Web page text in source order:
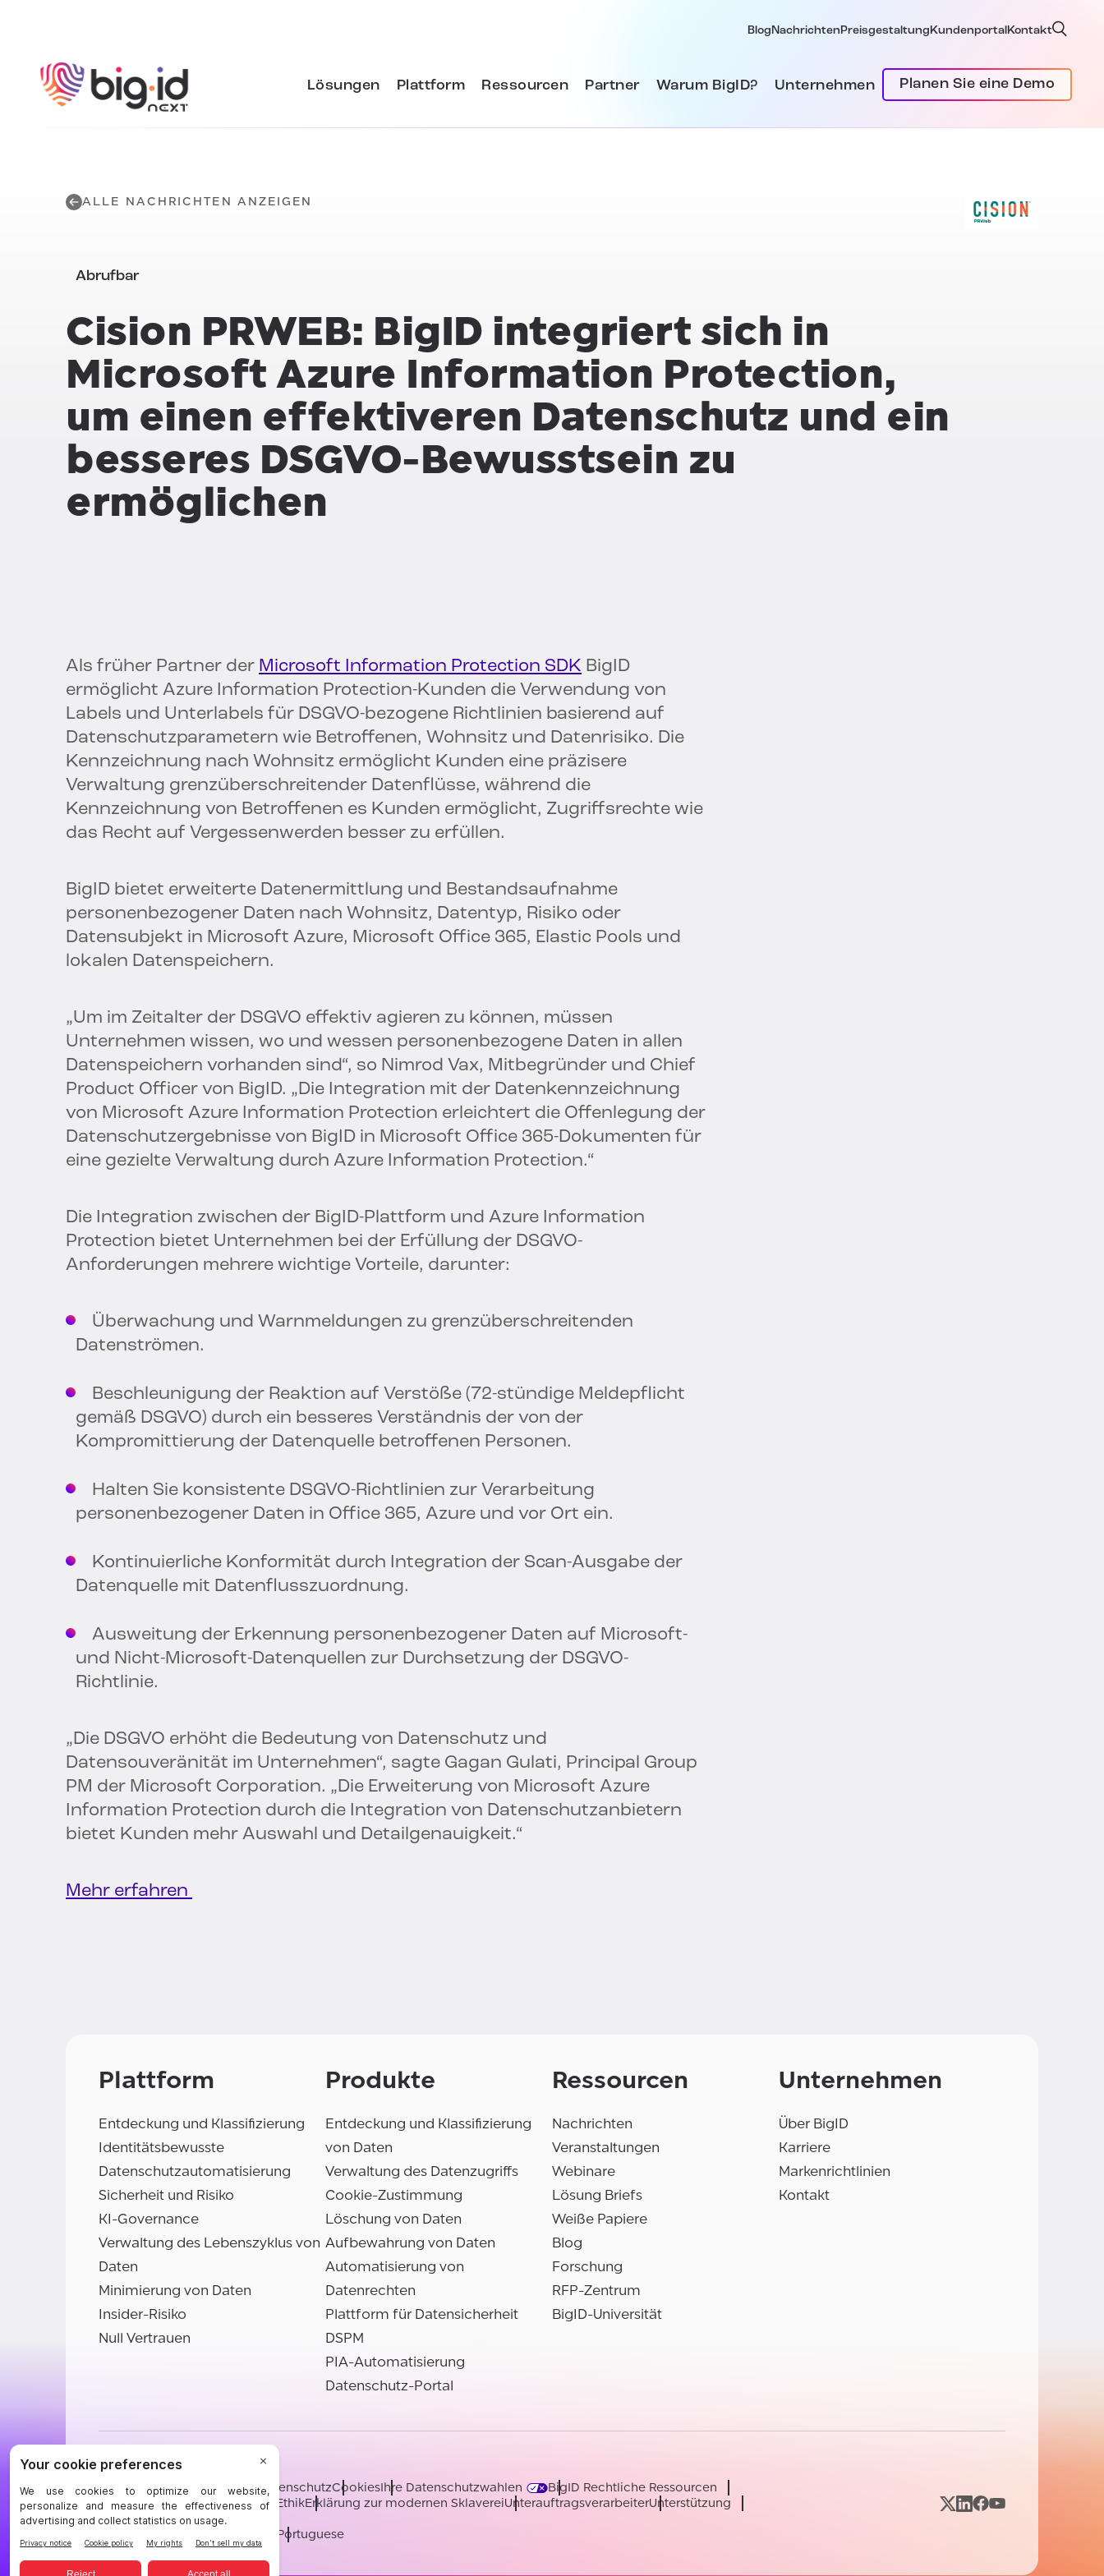
Blog Nachrichten Preisgestaltung Kundenportal Kontakt
Lösungen Plattform Ressourcen Partner Warum BigID? Unternehmen Planen Sie eine Demo
ALLE NACHRICHTEN ANZEIGEN
Abrufbar
Cision PRWEB: BigID integriert sich in
Microsoft Azure Information Protection,
um einen effektiveren Datenschutz und ein
besseres DSGVO-Bewusstsein zu
ermöglichen
Als früher Partner der Microsoft Information Protection SDK BigID
ermöglicht Azure Information Protection-Kunden die Verwendung von
Labels und Unterlabels für DSGVO-bezogene Richtlinien basierend auf
Datenschutzparametern wie Betroffenen, Wohnsitz und Datenrisiko. Die
Kennzeichnung nach Wohnsitz ermöglicht Kunden eine präzisere
Verwaltung grenzüberschreitender Datenflüsse, während die
Kennzeichnung von Betroffenen es Kunden ermöglicht, Zugriffsrechte wie
das Recht auf Vergessenwerden besser zu erfüllen.
BigID bietet erweiterte Datenermittlung und Bestandsaufnahme
personenbezogener Daten nach Wohnsitz, Datentyp, Risiko oder
Datensubjekt in Microsoft Azure, Microsoft Office 365, Elastic Pools und
lokalen Datenspeichern.
„Um im Zeitalter der DSGVO effektiv agieren zu können, müssen
Unternehmen wissen, wo und wessen personenbezogene Daten in allen
Datenspeichern vorhanden sind“, so Nimrod Vax, Mitbegründer und Chief
Product Officer von BigID. „Die Integration mit der Datenkennzeichnung
von Microsoft Azure Information Protection erleichtert die Offenlegung der
Datenschutzergebnisse von BigID in Microsoft Office 365-Dokumenten für
eine gezielte Verwaltung durch Azure Information Protection.“
Die Integration zwischen der BigID-Plattform und Azure Information
Protection bietet Unternehmen bei der Erfüllung der DSGVO-
Anforderungen mehrere wichtige Vorteile, darunter:
Überwachung und Warnmeldungen zu grenzüberschreitenden
Datenströmen.
Beschleunigung der Reaktion auf Verstöße (72-stündige Meldepflicht
gemäß DSGVO) durch ein besseres Verständnis der von der
Kompromittierung der Datenquelle betroffenen Personen.
Halten Sie konsistente DSGVO-Richtlinien zur Verarbeitung
personenbezogener Daten in Office 365, Azure und vor Ort ein.
Kontinuierliche Konformität durch Integration der Scan-Ausgabe der
Datenquelle mit Datenflusszuordnung.
Ausweitung der Erkennung personenbezogener Daten auf Microsoft-
und Nicht-Microsoft-Datenquellen zur Durchsetzung der DSGVO-
Richtlinie.
„Die DSGVO erhöht die Bedeutung von Datenschutz und
Datensouveränität im Unternehmen“, sagte Gagan Gulati, Principal Group
PM der Microsoft Corporation. „Die Erweiterung von Microsoft Azure
Information Protection durch die Integration von Datenschutzanbietern
bietet Kunden mehr Auswahl und Detailgenauigkeit.“
Mehr erfahren
Plattform
Entdeckung und Klassifizierung
Identitätsbewusste
Datenschutzautomatisierung
Sicherheit und Risiko
KI-Governance
Verwaltung des Lebenszyklus von
Daten
Minimierung von Daten
Insider-Risiko
Null Vertrauen
Produkte
Entdeckung und Klassifizierung
von Daten
Verwaltung des Datenzugriffs
Cookie-Zustimmung
Löschung von Daten
Aufbewahrung von Daten
Automatisierung von
Datenrechten
Plattform für Datensicherheit
DSPM
PIA-Automatisierung
Datenschutz-Portal
Ressourcen
Nachrichten
Veranstaltungen
Webinare
Lösung Briefs
Weiße Papiere
Blog
Forschung
RFP-Zentrum
BigID-Universität
Unternehmen
Über BigID
Karriere
Markenrichtlinien
Kontakt
©BigID
BedingungenHinweis zum DatenschutzCookiesIhre Datenschutzwahlen
BigID Rechtliche Ressourcen
ZertifizierungenVerhalten und EthikErklärung zur modernen SklavereiUnterauftragsverarbeiterUnterstützung
Karriere[email protected]
Portuguese